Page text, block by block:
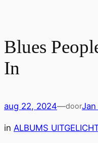
Blues
In
aug 22, 2024—doorJan
in ALBUMS